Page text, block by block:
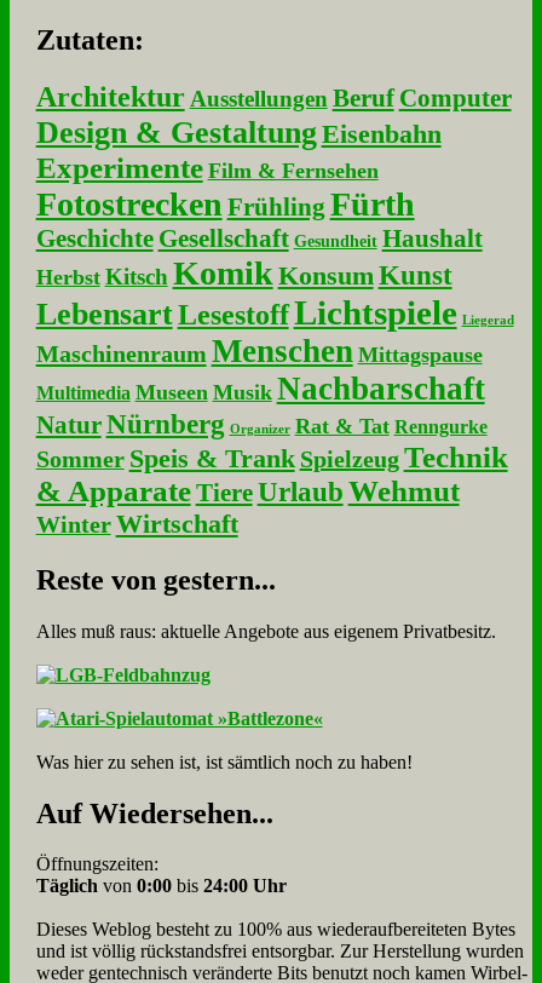
Zu­ta­ten:
Architektur Ausstellungen Beruf Computer
Design & GestaltungEisenbahn
Experimente Film & Fernsehen
Fotostrecken Frühling Fürth
Geschichte Gesellschaft Gesundheit Haushalt
Herbst Kitsch Komik KonsumKunst
LebensartLesestoffLichtspiele Liegerad
Maschinenraum Menschen Mittagspause
Multimedia Museen Musik Nachbarschaft
NaturNürnberg Organizer Rat & Tat Renngurke
Sommer Speis & Trank Spielzeug Technik
& Apparate Tiere UrlaubWehmut
Winter Wirtschaft
Re­ste von ge­stern...
Alles muß raus: aktuelle An­ge­bo­te aus eigenem Privatbesitz.
Was hier zu sehen ist, ist sämt­lich noch zu haben!
Auf Wie­der­se­hen...
Öffnungszeiten:
Täglichvon 0:00bis 24:00 Uhr
Dieses Weblog besteht zu 100% aus wie­der­auf­bereite­ten Bytes
und ist völlig rück­stands­frei ent­sorg­bar. Zur Herstellung wurden
weder gen­tech­nisch veränderte Bits benutzt noch kamen Wir­bel­